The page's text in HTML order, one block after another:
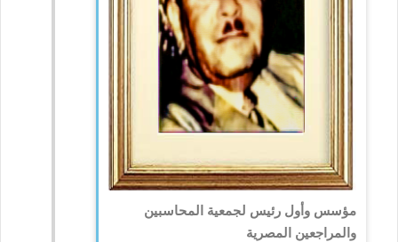
مؤسس وأول رئيس لجمعية المحاسبين
والمراجعين المصرية